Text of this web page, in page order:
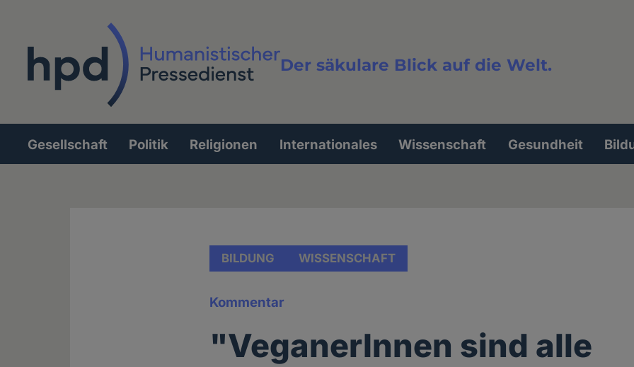
Der säkulare Blick auf die Welt.
Volltextsuche
Hauptnavigation
Gesellschaft Politik Religionen Internationales Wissenschaft Gesundheit
BILDUNG WISSENSCHAFT
Kommentar
"VeganerInnen sind alle